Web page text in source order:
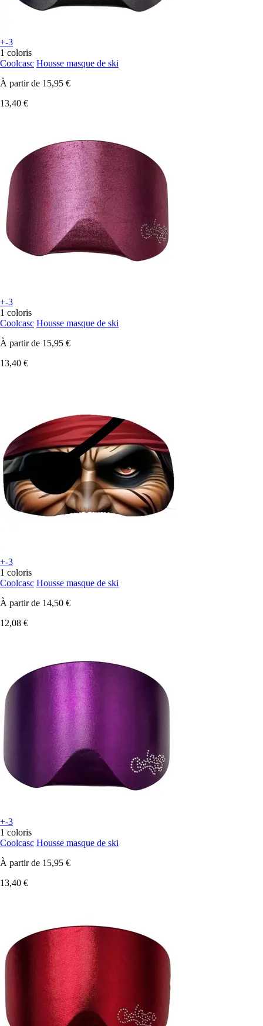
+-3
1 coloris
Coolcasc Housse masque de ski
À partir de 15,95 €
13,40 €
+-3
1 coloris
Coolcasc Housse masque de ski
À partir de 15,95 €
13,40 €
+-3
1 coloris
Coolcasc Housse masque de ski
À partir de 14,50 €
12,08 €
+-3
1 coloris
Coolcasc Housse masque de ski
À partir de 15,95 €
13,40 €